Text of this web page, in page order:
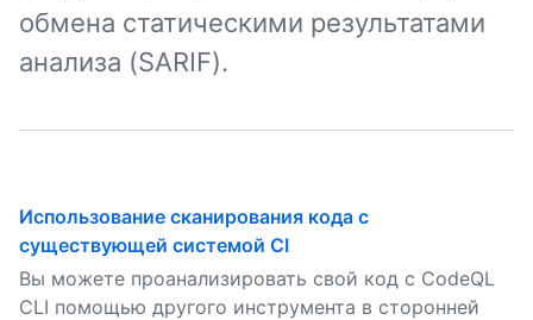
обмена статическими результатами
анализа (SARIF).
Использование сканирования кода с
существующей системой CI
Вы можете проанализировать свой код с CodeQL
CLI помощью другого инструмента в сторонней